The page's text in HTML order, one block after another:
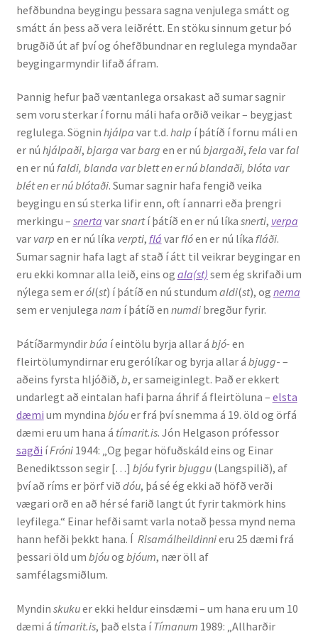
Ritverk og erindi
Bækur
Önnur ritverk
Ritrýndar greinar
Óritrýnt fræðilegt efni
Málfarspistlar
Fræðilegir fyrirlestrar
Ýmis erindi
Blaðaefni
Administration
CV
Publications
Research
Teaching
hefðbundna beygingu þessara sagna venjulega smátt og
smátt án þess að vera leiðrétt. En stöku sinnum getur þó
brugðið út af því og óhefðbundnar en reglulega myndaðar
beygingarmyndir lifað áfram.
Þannig hefur það væntanlega orsakast að sumar sagnir
sem voru sterkar í fornu máli hafa orðið veikar – beygjast
reglulega. Sögnin hjálpa var t.d. halp í þátíð í fornu máli en
er nú hjálpaði, bjarga varbarg en er nú bjargaði, fela varfal
en er nú faldi, blanda var bletten er nú blandaði, blóta var
bléten er nú blótaði. Sumar sagnir hafa fengið veika
beygingu en sú sterka lifir enn, oft í annarri eða þrengri
merkingu – snerta varsnartí þátíð en er nú líka snerti, verpa
var varp en er nú líka verpti, flá varflóen er nú líka fláði.
Sumar sagnir hafa lagt af stað í átt til veikrar beygingar en
eru ekki komnar alla leið, eins og ala(st) sem ég skrifaði um
nýlega sem eról(st) í þátíð en nú stundum aldi(st), og nema
sem er venjulega nam í þátíð en numdi bregður fyrir.
Þátíðarmyndirbúa í eintölu byrja allar á bjó- en
fleirtölumyndirnar eru gerólíkar og byrja allar á bjugg- –
aðeins fyrsta hljóðið, b, er sameiginlegt. Það er ekkert
undarlegt að eintalan hafi þarna áhrif á fleirtöluna – elsta
dæmi um myndina bjóuer frá því snemma á 19. öld og örfá
dæmi eru um hana á tímarit.is. Jón Helgason prófessor
sagði íFróni 1944: „Og þegar höfuðskáld eins og Einar
Benediktsson segir […] bjóufyrirbjuggu(Langspilið), af
því að ríms er þörf við dóu, þá sé ég ekki að höfð verði
vægari orð en að hér sé farið langt út fyrir takmörk hins
leyfilega.“ Einar hefði samt varla notað þessa mynd nema
hann hefði þekkt hana. Í Risamálheildinnieru 25 dæmi frá
þessari öld um bjóuog bjóum, nær öll af
samfélagsmiðlum.
Myndin skukuer ekki heldur einsdæmi – um hana eru um 10
dæmi á tímarit.is, það elsta íTímanum 1989: „Allharðir